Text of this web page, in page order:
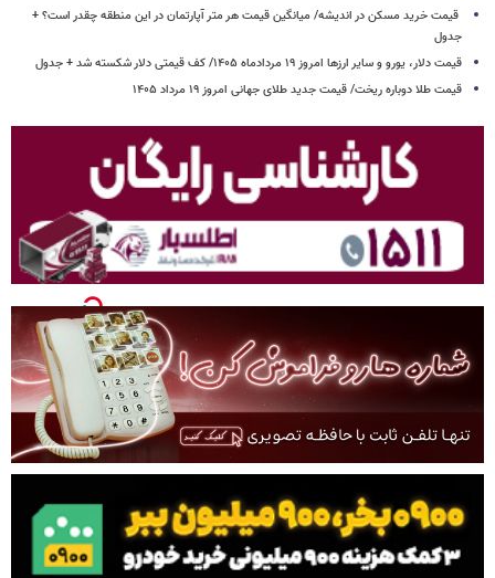
قیمت خرید مسکن در اندیشه/ میانگین قیمت هر متر آپارتمان در این منطقه چقدر است؟ +
جدول
قیمت دلار، یورو و سایر ارزها امروز ۱۹ مردادماه ۱۴۰۵/ کف قیمتی دلار شکسته شد + جدول
قیمت طلا دوباره ریخت/ قیمت جدید طلای جهانی امروز ۱۹ مرداد ۱۴۰۵